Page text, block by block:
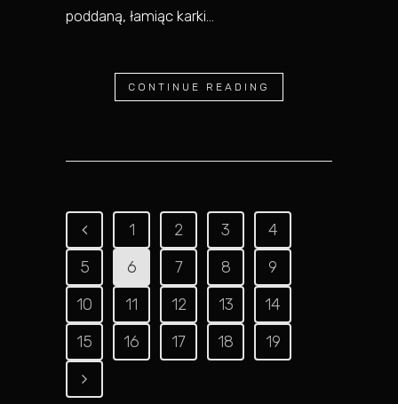
poddaną, łamiąc karki...
CONTINUE READING
1 2 3
4
5
6 7 8
9
10
11 12 13
14
15
16 17 18 19